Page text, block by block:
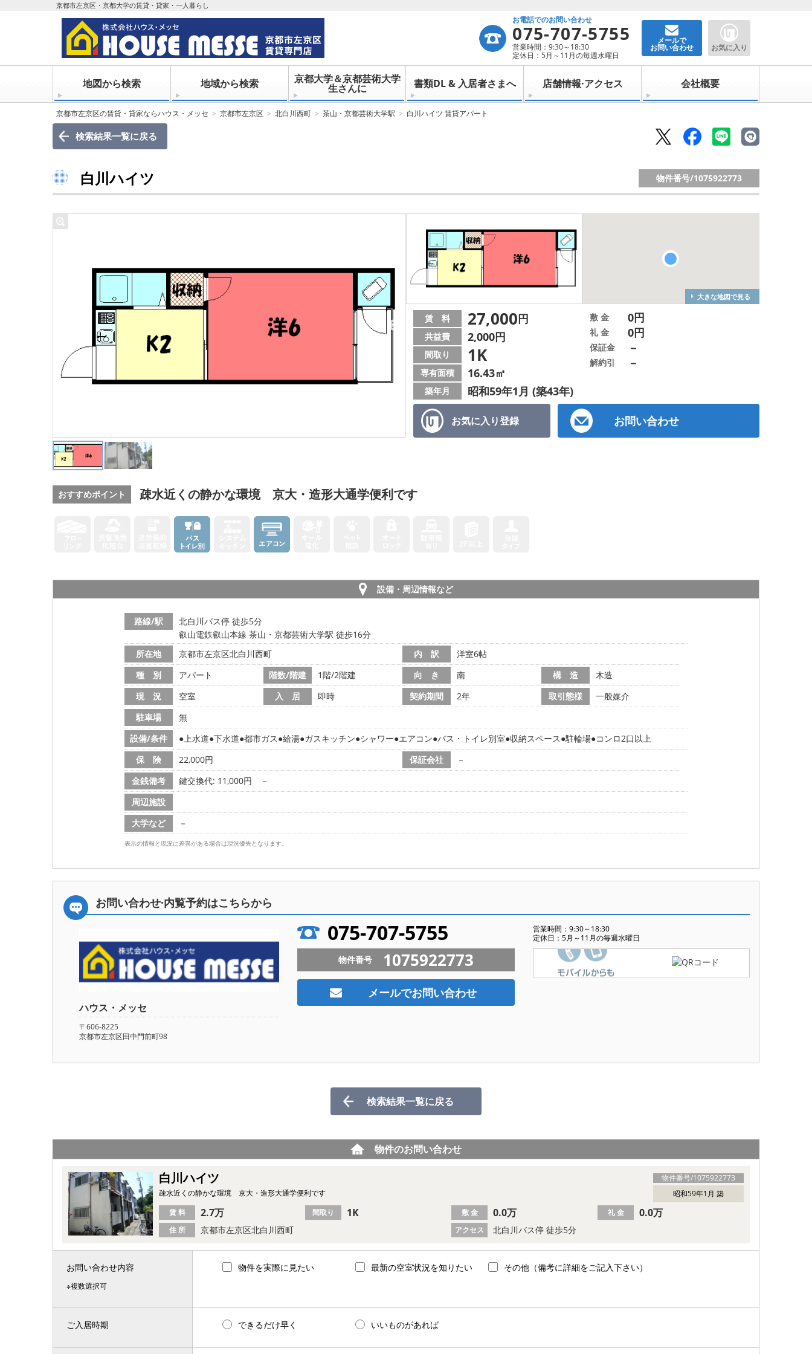
京都市左京区・京都大学の賃貸・貸家・一人暮らし
お電話でのお問い合わせ
075-707-5755
営業時間：9:30～18:30
定休日：5月～11月の毎週水曜日
メールで
お問い合わせ お気に入り
地図から検索 地域から検索 京都大学＆京都芸術大学
生さんに 書類DL & 入居者さまへ 店舗情報·アクセス 会社概要
京都市左京区の賃貸・貸家ならハウス・メッセ 京都市左京区 北白川西町 茶山・京都芸術大学駅 白川ハイツ 賃貸アパート
検索結果一覧に戻る
白川ハイツ 物件番号/1075922773
大きな地図で見る
お気に入り登録 お問い合わせ
賃 料 27,000円
共益費 2,000円
間取り 1K
専有面積 16.43㎡
築年月 昭和59年1月 (築43年)
敷 金 0円
礼 金 0円
保証金 －
解約引 －
おすすめポイント 疎水近くの静かな環境 京大・造形大通学便利です
設備・周辺情報など
路線/駅
北白川バス停 徒歩5分
叡山電鉄叡山本線 茶山・京都芸術大学駅 徒歩16分
所在地
京都市左京区北白川西町 内 訳
洋室6帖
種 別
アパート 階数/階建 1階/2階建 向 き 南 構 造
木造
現 況
空室 入 居 即時 契約期間 2年 取引態様
一般媒介
駐車場
無
設備/条件
上水道 下水道 都市ガス 給湯 ガスキッチン シャワー エアコン バス・トイレ別室 収納スペース 駐輪場 コンロ2口以上
保 険
22,000円 保証会社
－
金銭備考
鍵交換代: 11,000円
－
周辺施設
大学など
－
表示の情報と現況に差異がある場合は現況優先となります。
お問い合わせ·内覧予約はこちらから
ハウス・メッセ
〒606-8225
京都市左京区田中門前町98
075-707-5755
営業時間：9:30～18:30
定休日：5月～11月の毎週水曜日
物件番号 1075922773
メールでお問い合わせ
検索結果一覧に戻る
物件のお問い合わせ
物件番号/1075922773
白川ハイツ
昭和59年1月 築
疎水近くの静かな環境 京大・造形大通学便利です
住 所 京都市左京区北白川西町 アクセス 北白川バス停 徒歩5分
賃 料 2.7万 間取り 1K 敷 金 0.0万 礼 金 0.0万
お問い合わせ内容
※複数選択可
物件を実際に見たい 最新の空室状況を知りたい その他（備考に詳細をご記入下さい）
ご入居時期 できるだけ早く いいものがあれば